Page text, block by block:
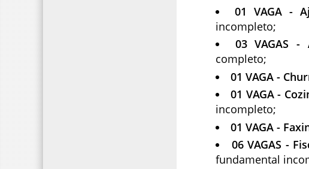
01 VAGA -
incompleto;
03 VAGAS -
completo;
01 VAGA -
01 VAGA -
incompleto;
01 VAGA -
06 VAGAS -
fundamental